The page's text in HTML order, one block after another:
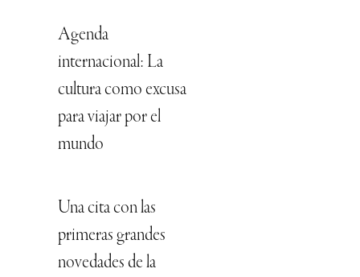
Agenda
internacional: La
cultura como excusa
para viajar por el
mundo
Una cita con las
primeras grandes
novedades de la